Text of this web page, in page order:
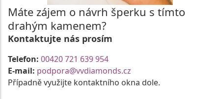
Máte zájem o návrh šperku s tímto
drahým kamenem?
Kontaktujte nás prosím
Telefon: 00420 721 639 954
E-mail: podpora@vvdiamonds.cz
Případně využijte kontaktního okna dole.